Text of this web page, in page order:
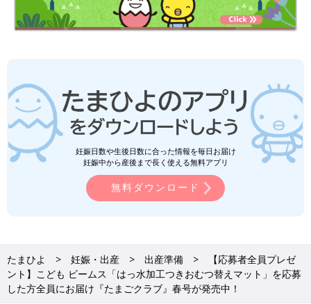
妊娠日数や生後日数に合った情報を毎日お届け
妊娠中から産後まで長く使える無料アプリ
無料ダウンロード
たまひよ 妊娠・出産 出産準備
【応募者全員プレゼ
ント】こども ビームス「はっ水加工つきおむつ替えマット」を応募
した方全員にお届け『たまごクラブ』春号が発売中！